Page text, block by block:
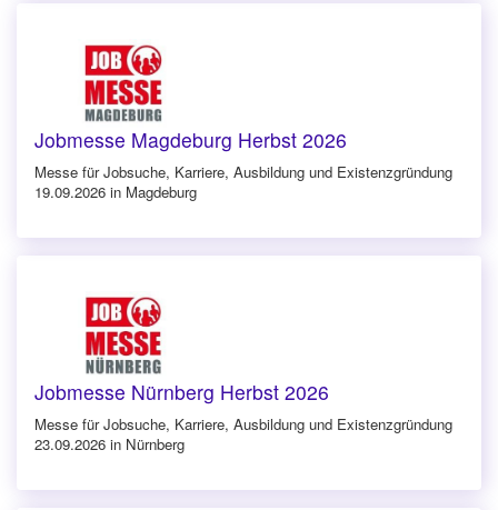
Jobmesse Magdeburg Herbst 2026
Messe für Jobsuche, Karriere, Ausbildung und Existenzgründung
19.09.2026 in Magdeburg
Jobmesse Nürnberg Herbst 2026
Messe für Jobsuche, Karriere, Ausbildung und Existenzgründung
23.09.2026 in Nürnberg